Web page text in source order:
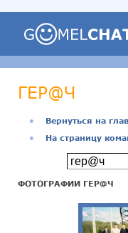
ГЕР@Ч
●
Вернуться на
●
На страницу
ФОТОГРАФИИ ГЕР@Ч